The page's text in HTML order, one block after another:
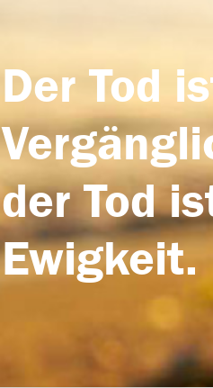
Der Tod
der Tod
Ewigkeit.